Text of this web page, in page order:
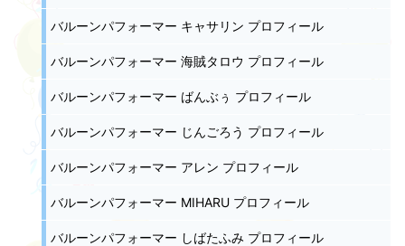
バルーンパフォーマー キャサリン プロフィール
バルーンパフォーマー 海賊タロウ プロフィール
バルーンパフォーマー ばんぶぅ プロフィール
バルーンパフォーマー じんごろう プロフィール
バルーンパフォーマー アレン プロフィール
バルーンパフォーマー MIHARU プロフィール
バルーンパフォーマー しばたふみ プロフィール